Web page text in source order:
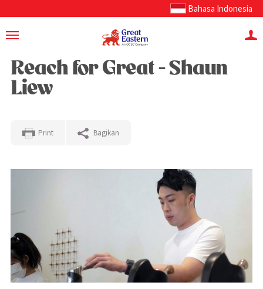
Bahasa Indonesia
Reach for Great - Shaun
Liew
Print Bagikan